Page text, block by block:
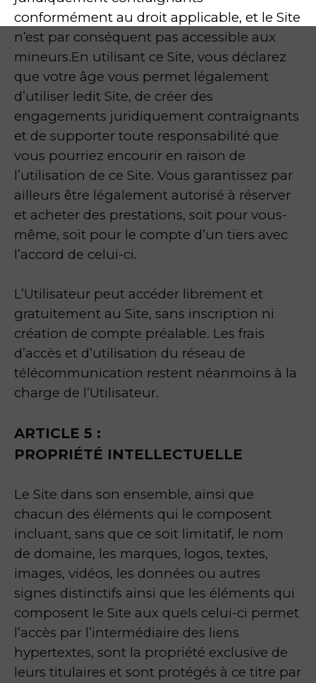
conformément au droit applicable, et le Site
n’est par conséquent pas accessible aux
mineurs.En utilisant ce Site, vous déclarez
que votre âge vous permet légalement
d’utiliser ledit Site, de créer des
engagements juridiquement contraignants
et de supporter toute responsabilité que
vous pourriez encourir en raison de
l’utilisation de ce Site. Vous garantissez par
ailleurs être légalement autorisé à réserver
et acheter des prestations, soit pour vous-
même, soit pour le compte d’un tiers avec
l’accord de celui-ci.
L’Utilisateur peut accéder librement et
gratuitement au Site, sans inscription ni
création de compte préalable. Les frais
d’accès et d’utilisation du réseau de
télécommunication restent néanmoins à la
charge de l’Utilisateur.
ARTICLE 5 :
PROPRIÉTÉ INTELLECTUELLE
Le Site dans son ensemble, ainsi que
chacun des éléments qui le composent
incluant, sans que ce soit limitatif, le nom
de domaine, les marques, logos, textes,
images, vidéos, les données ou autres
signes distinctifs ainsi que les éléments qui
composent le Site aux quels celui-ci permet
l’accès par l’intermédiaire des liens
hypertextes, sont la propriété exclusive de
leurs titulaires et sont protégés à ce titre par